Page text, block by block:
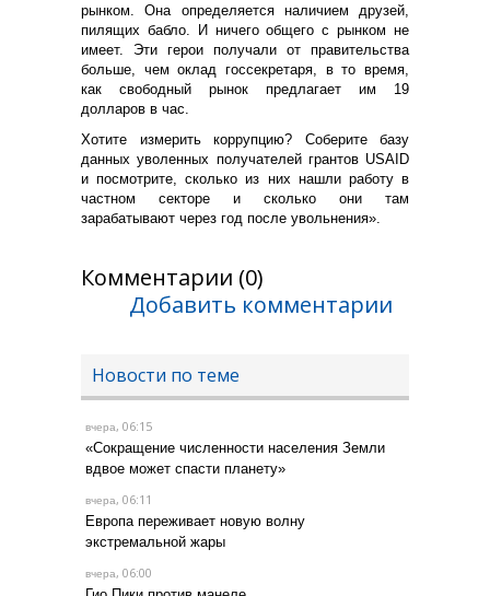
рынком. Она определяется наличием друзей,
пилящих бабло. И ничего общего с рынком не
имеет. Эти герои получали от правительства
больше, чем оклад госсекретаря, в то время,
как свободный рынок предлагает им 19
долларов в час.
Хотите измерить коррупцию? Соберите базу
данных уволенных получателей грантов USAID
и посмотрите, сколько из них нашли работу в
частном секторе и сколько они там
зарабатывают через год после увольнения».
Комментарии (0)
Добавить комментарии
Новости по теме
вчера, 06:15
«Сокращение численности населения Земли
вдвое может спасти планету»
вчера, 06:11
Европа переживает новую волну
экстремальной жары
вчера, 06:00